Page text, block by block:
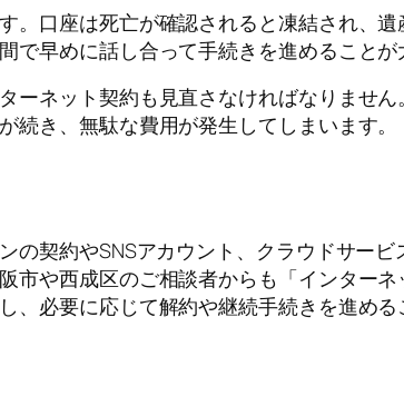
口座は死亡が確認されると凍結され、
早めに話し合って手続きを進めることが
ーネット契約も見直さなければなりませ
き、無駄な費用が発生してしまいます。
契約やSNSアカウント、クラウドサー
や西成区のご相談者からも「インター
必要に応じて解約や継続手続きを進める